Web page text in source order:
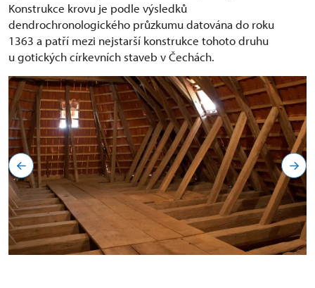
Konstrukce krovu je podle výsledků
dendrochronologického průzkumu datována do roku
1363 a patří mezi nejstarší konstrukce tohoto druhu
u gotických církevních staveb v Čechách.